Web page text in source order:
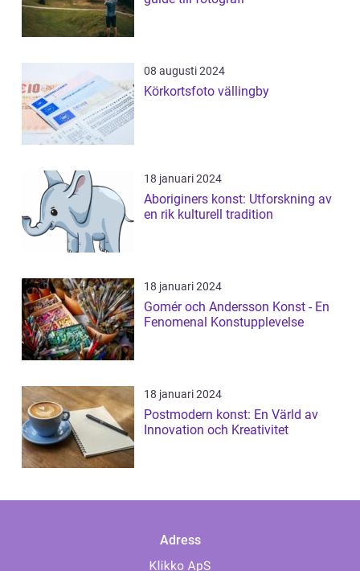
08 augusti 2024
Körkortsfoto vällingby
18 januari 2024
Aboriginers konst: Utforskning av
en rik kulturell tradition
18 januari 2024
Gomér och Andersson Konst - En
Fenomenal Konstupplevelse
18 januari 2024
Postmodern konst: En Värld av
Innovation och Kreativitet
Adress